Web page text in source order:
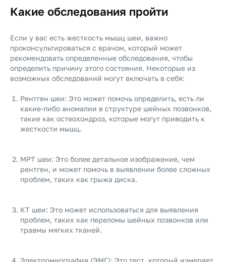
Какие обследования пройти
Если у вас есть жесткость мышц шеи, важно
проконсультироваться с врачом, который может
рекомендовать определенные обследования, чтобы
определить причину этого состояния. Некоторые из
возможных обследований могут включать в себя:
Рентген шеи: Это может помочь определить, есть ли
какие-либо аномалии в структуре шейных позвонков,
такие как остеохондроз, которые могут приводить к
жесткости мышц.
МРТ шеи: Это более детальное изображение, чем
рентген, и может помочь в выявлении более сложных
проблем, таких как грыжа диска.
КТ шеи: Это может использоваться для выявления
проблем, таких как переломы шейных позвонков или
травмы мягких тканей.
Электромиография (ЭМГ): Это тест, который измеряет